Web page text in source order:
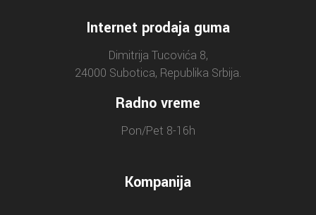
Internet prodaja guma
Dimitrija Tucovića 8,
24000 Subotica, Republika Srbija.
Radno vreme
Pon/Pet 8-16h
Kompanija